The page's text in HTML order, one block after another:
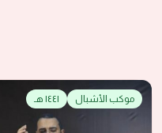
موكب الأشبال ١٤٤١ هـ